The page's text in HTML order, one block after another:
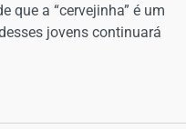
que a “cervejinha” é um
jovens continuará